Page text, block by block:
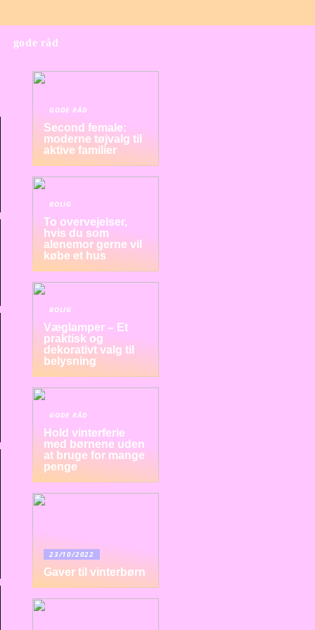
gode råd
GODE RÅD
Second female:
moderne tøjvalg til
aktive familier
BOLIG
To overvejelser,
hvis du som
alenemor gerne vil
købe et hus
BOLIG
Væglamper – Et
praktisk og
dekorativt valg til
belysning
GODE RÅD
Hold vinterferie
med børnene uden
at bruge for mange
penge
23/10/2022
Gaver til vinterbørn